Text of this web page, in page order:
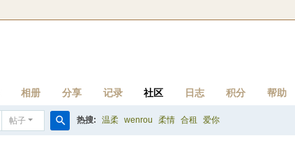
相册 分享 记录 社区 日志 积分 帮助
帖子 热搜: 温柔 wenrou 柔情 合租 爱你